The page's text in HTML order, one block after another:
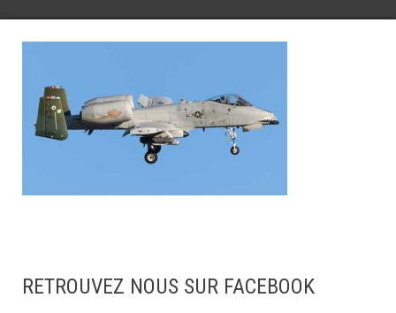
RETROUVEZ NOUS SUR FACEBOOK